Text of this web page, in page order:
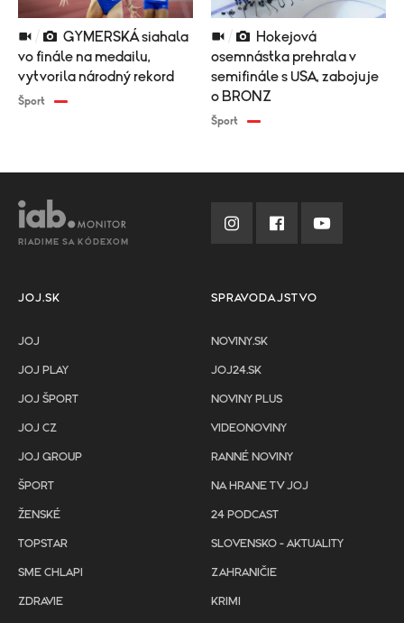
vo finále na medailu,
vytvorila národný rekord
Šport
osemnástka prehrala v
semifinále s USA, zabojuje
o BRONZ
Šport
RIADIME SA KÓDEXOM
JOJ.SK
JOJ
JOJ PLAY
JOJ ŠPORT
JOJ CZ
JOJ GROUP
ŠPORT
ŽENSKÉ
TOPSTAR
SME CHLAPI
ZDRAVIE
SPRAVODAJSTVO
NOVINY.SK
JOJ24.SK
NOVINY PLUS
VIDEONOVINY
RANNÉ NOVINY
NA HRANE TV JOJ
24 PODCAST
SLOVENSKO - AKTUALITY
ZAHRANIČIE
KRIMI